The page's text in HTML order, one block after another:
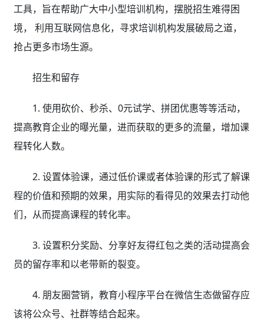
工具，旨在帮助广大中小型培训机构，摆脱招生难得困
境， 利用互联网信息化，寻求培训机构发展破局之道，
抢占更多市场生源。
招生和留存
1. 使用砍价、秒杀、0元试学、拼团优惠等等活动，
提高教育企业的曝光量，进而获取的更多的流量，增加课
程转化人数。
2. 设置体验课，通过低价课或者体验课的形式了解课
程的价值和预期的效果，用实际的看得见的效果去打动他
们，从而提高课程的转化率。
3. 设置积分奖励、分享好友得红包之类的活动提高会
员的留存率和以老带新的裂变。
4. 朋友圈营销，教育小程序平台在微信生态做留存应
该将公众号、社群等结合起来。